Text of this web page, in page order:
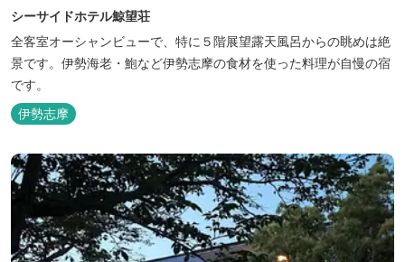
シーサイドホテル鯨望荘
全客室オーシャンビューで、特に５階展望露天風呂からの眺めは絶
景です。伊勢海老・鮑など伊勢志摩の食材を使った料理が自慢の宿
です。
伊勢志摩